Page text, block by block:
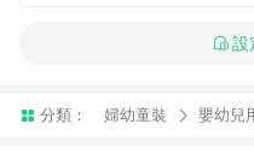
設
分類： 婦幼童裝 嬰幼兒